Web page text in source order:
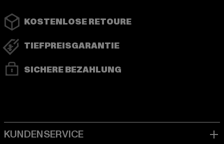
KOSTENLOSE RETOURE
TIEFPREISGARANTIE
SICHERE BEZAHLUNG